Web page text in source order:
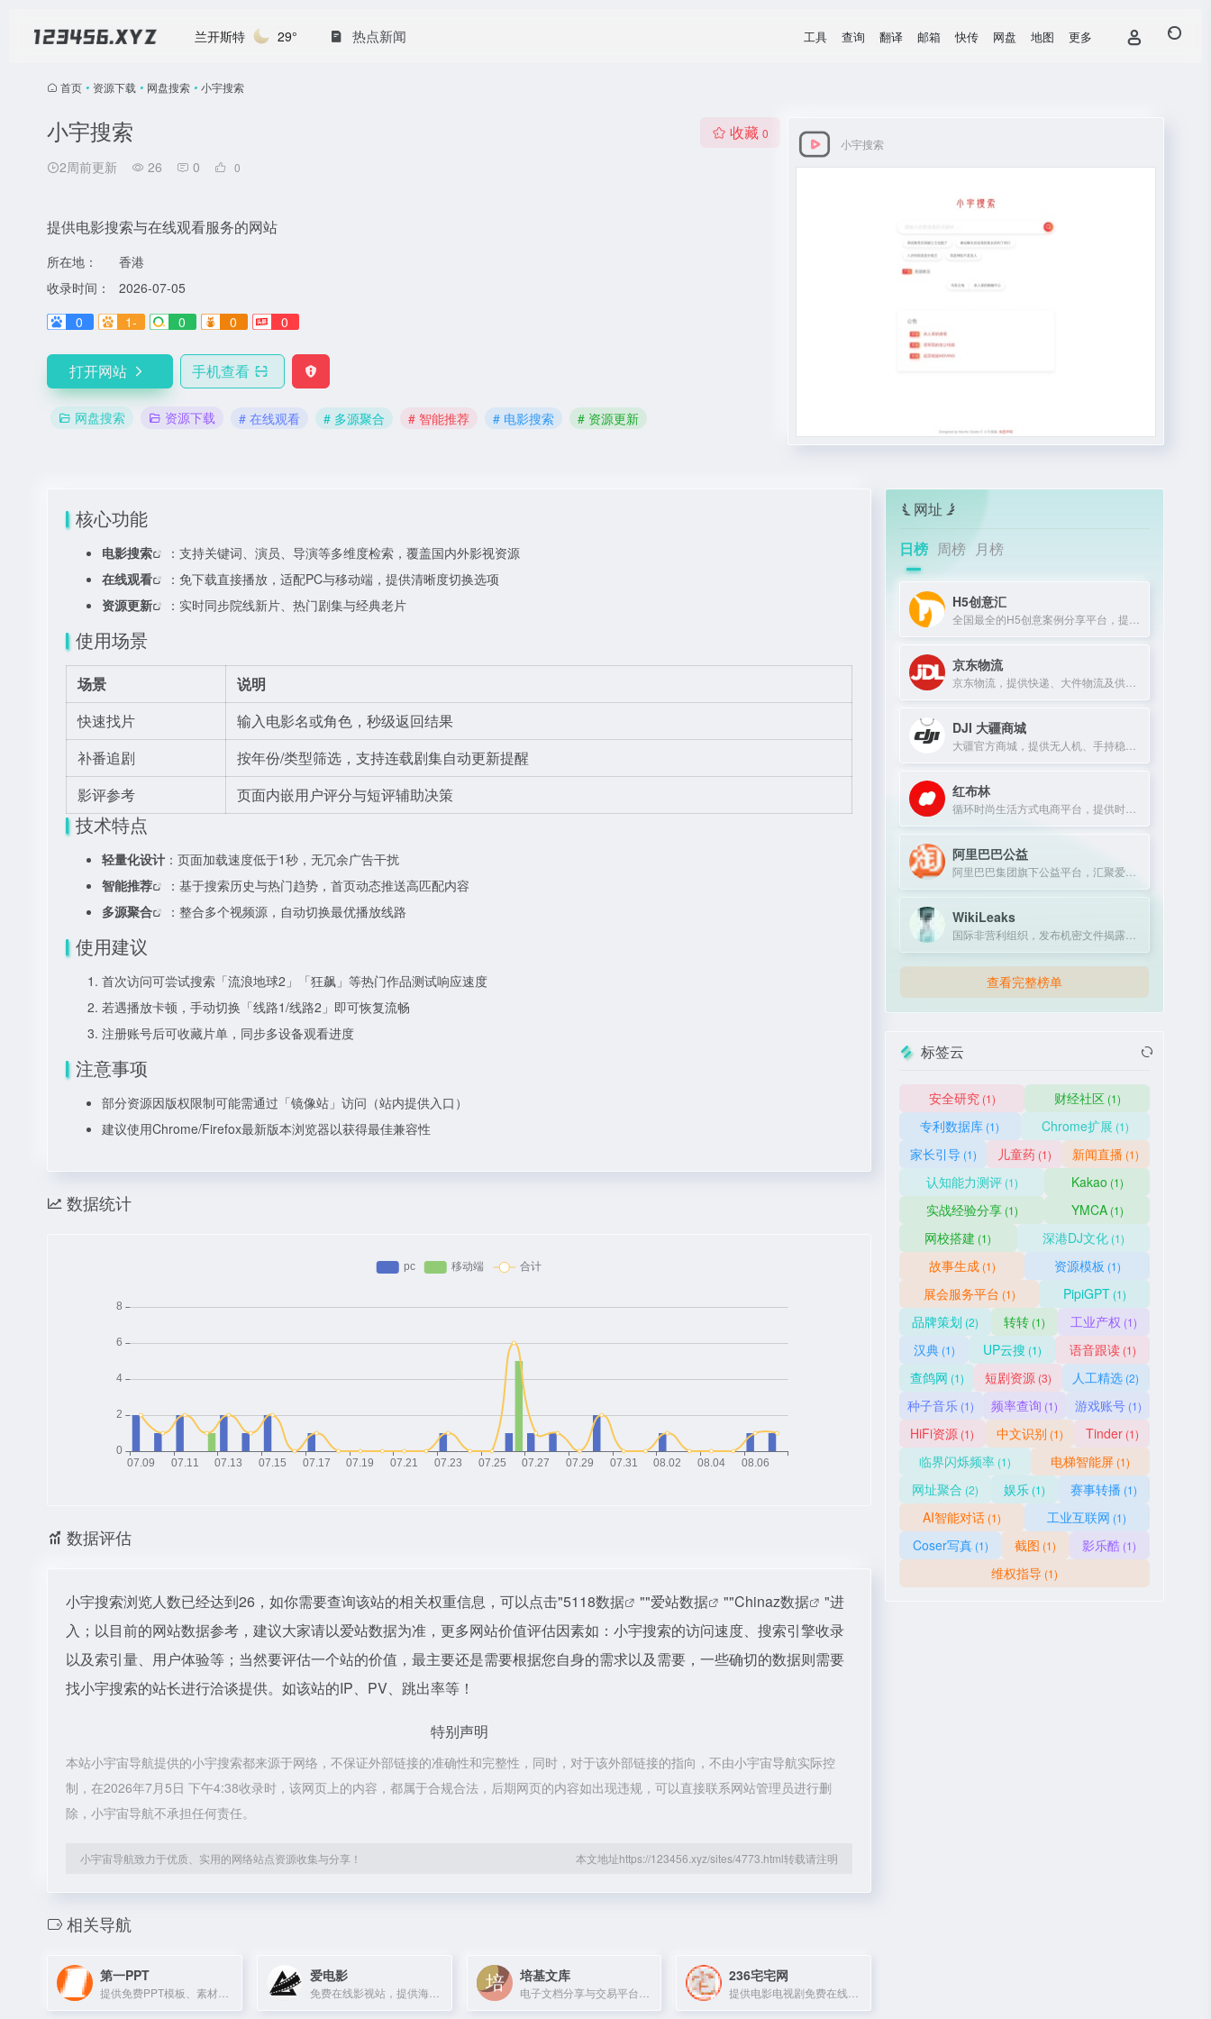
兰开斯特 29° 热点新闻 工具 查询 翻译 邮箱 快传 网盘 地图 更多
首页 • 资源下载 • 网盘搜索 • 小宇搜索
小宇搜索
2周前更新 26 0 0
收藏 0
提供电影搜索与在线观看服务的网站
所在地：
香港
收录时间：
2026-07-05
0
1- 0 0 0
打开网站 手机查看
网盘搜索 资源下载 # 在线观看 # 多源聚合 # 智能推荐 # 电影搜索 # 资源更新
小宇搜索
核心功能
电影搜索
：支持关键词、演员、导演等多维度检索，覆盖国内外影视资源
在线观看
：免下载直接播放，适配PC与移动端，提供清晰度切换选项
资源更新
：实时同步院线新片、热门剧集与经典老片
使用场景
场景
说明
快速找片
输入电影名或角色，秒级返回结果
补番追剧
按年份/类型筛选，支持连载剧集自动更新提醒
影评参考
页面内嵌用户评分与短评辅助决策
技术特点
轻量化设计 ：页面加载速度低于1秒，无冗余广告干扰
智能推荐
：基于搜索历史与热门趋势，首页动态推送高匹配内容
多源聚合
：整合多个视频源，自动切换最优播放线路
使用建议
首次访问可尝试搜索「流浪地球2」「狂飙」等热门作品测试响应速度
若遇播放卡顿，手动切换「线路1/线路2」即可恢复流畅
注册账号后可收藏片单，同步多设备观看进度
注意事项
部分资源因版权限制可能需通过「镜像站」访问（站内提供入口）
建议使用Chrome/Firefox最新版本浏览器以获得最佳兼容性
数据统计
数据评估
小宇搜索浏览人数已经达到26，如你需要查询该站的相关权重信息，可以点击"5118数据 ""爱站数据 ""Chinaz数据
"进
入；以目前的网站数据参考，建议大家请以爱站数据为准，更多网站价值评估因素如：小宇搜索的访问速度、搜索引擎收录
以及索引量、用户体验等；当然要评估一个站的价值，最主要还是需要根据您自身的需求以及需要，一些确切的数据则需要
找小宇搜索的站长进行洽谈提供。如该站的IP、PV、跳出率等！
特别声明
本站小宇宙导航提供的小宇搜索都来源于网络，不保证外部链接的准确性和完整性，同时，对于该外部链接的指向，不由小宇宙导航实际控
制，在2026年7月5日 下午4:38收录时，该网页上的内容，都属于合规合法，后期网页的内容如出现违规，可以直接联系网站管理员进行删
除，小宇宙导航不承担任何责任。
小宇宙导航致力于优质、实用的网络站点资源收集与分享！ 本文地址https://123456.xyz/sites/4773.html转载请注明
相关导航
第一PPT 爱电影
免费在线影视站，提供海量VIP电视剧、最新电影、综艺及动漫资源，播放流畅。
培基文库 236宅宅网
网址
日榜 周榜 月榜
H5创意汇
京东物流
DJI 大疆商城
红布林
阿里巴巴公益
WikiLeaks
查看完整榜单
标签云
安全研究(1) 财经社区(1)
专利数据库 (1) Chrome扩展 (1)
家长引导 (1) 儿童药 (1) 新闻直播 (1)
认知能力测评(1) Kakao (1)
实战经验分享(1) YMCA(1)
网校搭建 (1) 深港DJ文化(1)
故事生成(1) 资源模板 (1)
展会服务平台 (1) PipiGPT(1)
品牌策划 (2) 转转 (1) 工业产权 (1)
汉典(1) UP云搜 (1) 语音跟读(1)
查鸽网 (1) 短剧资源(3) 人工精选 (2)
种子音乐 (1) 频率查询 (1) 游戏账号(1)
HiFi资源 (1) 中文识别 (1) Tinder(1)
临界闪烁频率 (1) 电梯智能屏 (1)
网址聚合 (2) 娱乐 (1) 赛事转播 (1)
AI智能对话(1) 工业互联网 (1)
Coser写真(1) 截图 (1) 影乐酷 (1)
维权指导 (1)